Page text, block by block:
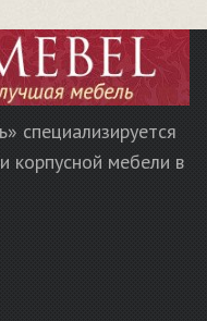
специализируется
корпусной мебели в